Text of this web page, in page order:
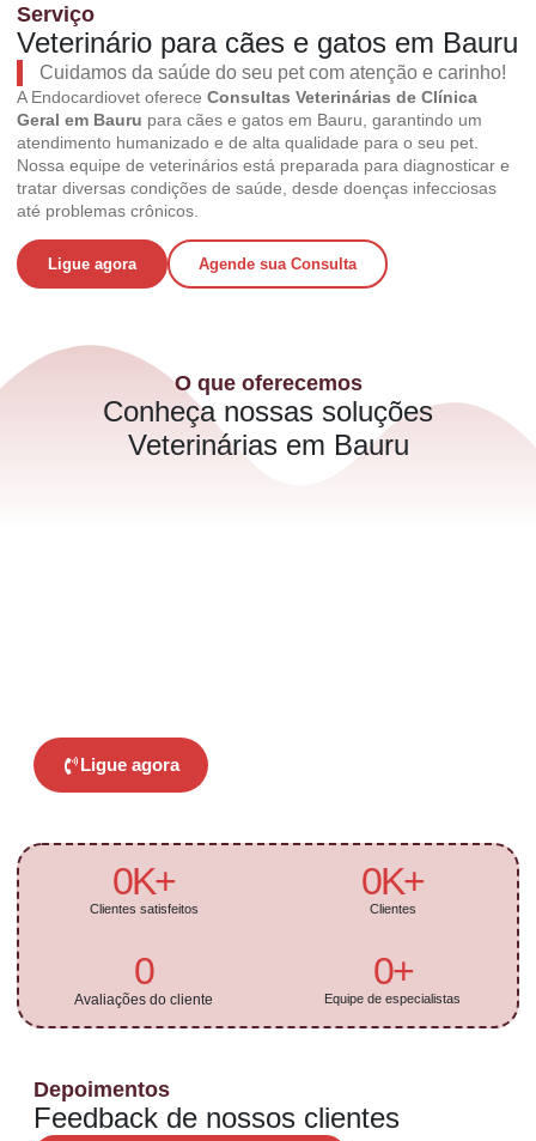
Serviço
Veterinário para cães e gatos em Bauru
Cuidamos da saúde do seu pet com atenção e carinho!
A Endocardiovet oferece Consultas Veterinárias de Clínica
Geral em Bauru para cães e gatos em Bauru, garantindo um
atendimento humanizado e de alta qualidade para o seu pet.
Nossa equipe de veterinários está preparada para diagnosticar e
tratar diversas condições de saúde, desde doenças infecciosas
até problemas crônicos.
Ligue agora Agende sua Consulta
O que oferecemos
Conheça nossas soluções
Veterinárias em Bauru
Ligue agora
Clientes satisfeitos
0K+
Clientes
0K+
Avaliações do cliente
0
Equipe de especialistas
0+
Depoimentos
Feedback de nossos clientes